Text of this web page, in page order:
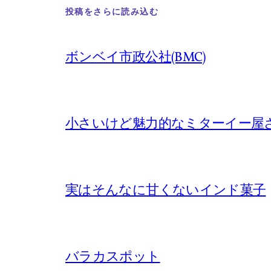
投稿をさらに読み込む
ボンベイ市政公社(BMC)
小さいけど魅力的なミターイー屋
実はそんなに甘くないインド菓子
バラカスポット